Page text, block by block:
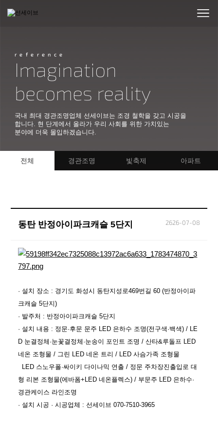
reference
Imagination
becomes reality
국내 최대 경관조명업체 선세이브는 조경 철학을 갖고 시공을
합니다. 현 단계에서 올라가 우리 사회를 위한 가치있는
분야에 더욱 몰입하겠습니다.
전체 경관조명 빛축제 아파트
동탄 반정아이파크캐슬 5단지 2626-07-08
본문
· 설치 장소 : 경기도 화성시 동탄지성로469번길 60 (반정아이파
크캐슬 5단지)
· 발주처 : 반정아이파크캐슬 5단지
· 설치 내용 : 정문·후문 문주 LED 은하수 조명(전구색·백색) / LE
D 눈결정체·눈꽃결정체·눈송이 포인트 조명 / 산타&루돌프 LED
네온 조형물 / 그린 LED 네온 트리 / LED 사슴가족 조형물
LED 스노우폴·싸이키 다이나믹 연출 / 정문 주차장진출입로 대
형 리본 조형물(에바폼+LED 네온플렉스) / 부문주 LED 은하수·
경관케이스 라인조명
· 설치 시공 · 시공업체 : 선세이브 070-7510-3965